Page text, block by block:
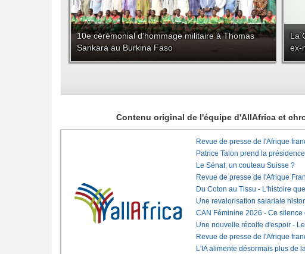
10e cérémonial d'hommage militaire à Thomas
Sankara au Burkina Faso
La
ex-
Contenu original de l'équipe d'AllAfrica et
Revue de presse de l'Afrique
Patrice Talon prend la
Le Sénat, un couteau Suisse ?
Revue de presse de l'Afrique
Du Coton au Tissu - L'histoire
Une revalorisation salariale
CAN Féminine 2026 - Ce silence
Une nouvelle récolte d'espoir -
Revue de presse de l'Afrique
L'IA alimente désormais plus de